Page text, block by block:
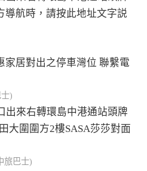
導航時，請按此地址文字説
家居對出之停車灣位 聯繫電
)
出來右轉環島中港通站頭牌
大圍圍方2樓SASA莎莎對面
旅巴士)